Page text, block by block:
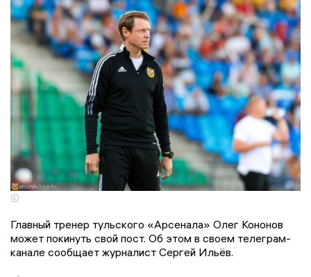
©
Главный тренер тульского «Арсенала» Олег Кононов
может покинуть свой пост. Об этом в своем телеграм-
канале сообщает журналист Сергей Ильёв.